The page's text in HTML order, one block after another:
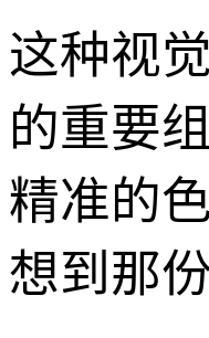
这种视
的重要
精准的
想到那